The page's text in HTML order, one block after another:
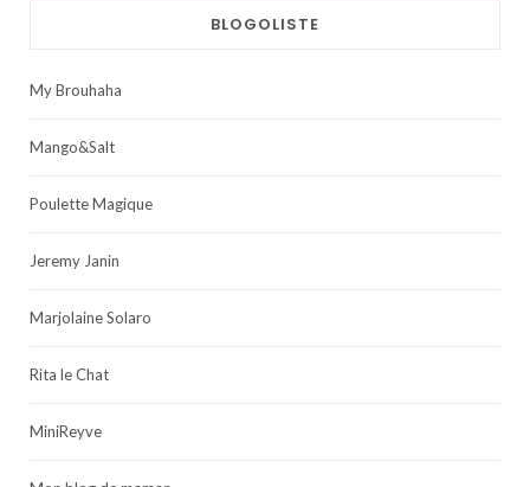
BLOGOLISTE
My Brouhaha
Mango&Salt
Poulette Magique
Jeremy Janin
Marjolaine Solaro
Rita le Chat
MiniReyve